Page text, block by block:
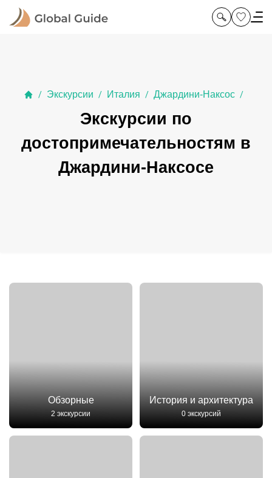
/ Экскурсии / Италия / Джардини-Наксос /
Экскурсии по
достопримечательностям в
Джардини-Наксосе
Обзорные
2 экскурсии
История и архитектура
0 экскурсий